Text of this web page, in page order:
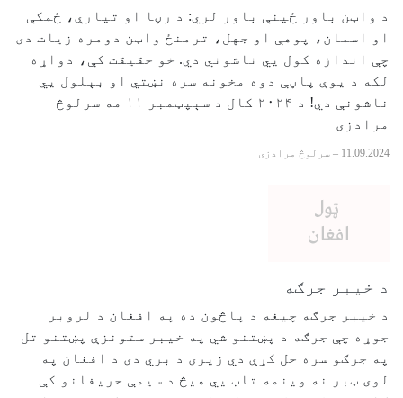
د واټن باور ځینې باور لري: د رڼا او تیارې، ځمکې
او اسمان، پوهې او جهل، ترمنځ واټن دومره زیات دی
چې اندازه کول يي ناشوني دي. خو حقیقت کې، دواړه
لکه د یوې پاڼې دوه مخونه سره نښتي او بېلول يي
ناشونې دي! د ۲۰۲۴ کال د سېپټمبر ۱۱ مه سرلوڅ
مرادزی
11.09.2024
– سرلوڅ مرادزی
د خیبر جرګه
د خیبر جرګه چیغه د پاڅون ده په افغان د لروبر
جوړه چې جرګه د پښتنو شي په خیبر ستونزې پښتنو تل
په جرګو سره حل کړې دي زیری د بري دی د افغان په
لوی ټبر نه وینمه تاب يي هیڅ د سیمې حریفانو کې